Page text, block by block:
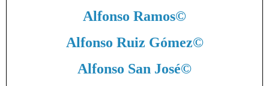
Alfonso Ramos©
Alfonso Ruiz Gómez©
Alfonso San José©